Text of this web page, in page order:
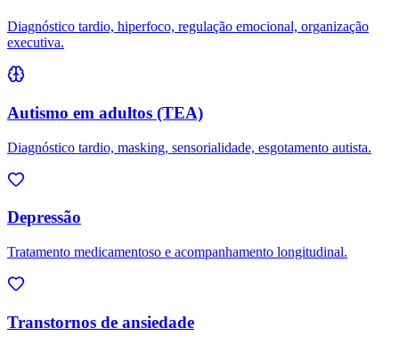
Diagnóstico tardio, hiperfoco, regulação emocional, organização
executiva.
Autismo em adultos (TEA)
Diagnóstico tardio, masking, sensorialidade, esgotamento autista.
Depressão
Tratamento medicamentoso e acompanhamento longitudinal.
Transtornos de ansiedade